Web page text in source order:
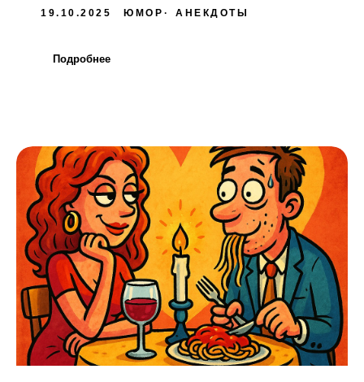
19.10.2025 ЮМОР АНЕКДОТЫ
Подробнее